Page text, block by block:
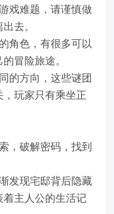
戏难题，请谨慎做
去。
角色，有很多可以
冒险旅途。
的方向，这些谜团
玩家只有乘坐正
，破解密码，找到
发现宅邸背后隐藏
主人公的生活记